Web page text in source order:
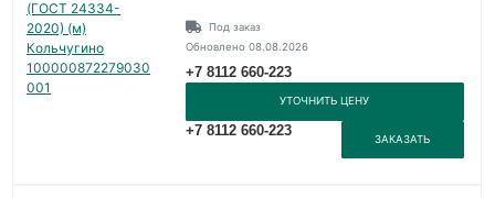
Под заказ
Обновлено 08.08.2026
+7 8112 660-223
УТОЧНИТЬ ЦЕНУ
+7 8112 660-223
ЗАКАЗАТЬ